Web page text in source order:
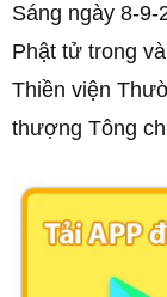
Sáng ngày 8-9-
Phật tử trong
Thiền viện
thượng Tông